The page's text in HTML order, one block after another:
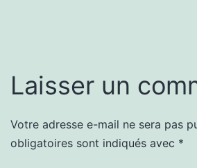
Laisser un
Votre adresse e-mail ne sera pas
obligatoires sont indiqués avec *